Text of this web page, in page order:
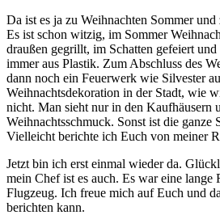
Da ist es ja zu Weihnachten Sommer
Es ist schon witzig, im Sommer
draußen gegrillt, im Schatten gefeiert
immer aus Plastik. Zum Abschluss des
dann noch ein Feuerwerk wie Silvester
Weihnachtsdekoration in der Stadt, wie
nicht. Man sieht nur in den Kaufhäusern
Weihnachtsschmuck. Sonst ist die ganze
Vielleicht berichte ich Euch von meiner
Jetzt bin ich erst einmal wieder da.
mein Chef ist es auch. Es war eine lange
Flugzeug. Ich freue mich auf Euch und
berichten kann.